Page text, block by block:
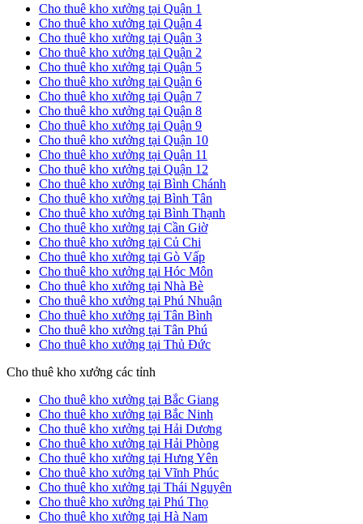
Cho thuê kho xưởng tại Quận 1
Cho thuê kho xưởng tại Quận 4
Cho thuê kho xưởng tại Quận 3
Cho thuê kho xưởng tại Quận 2
Cho thuê kho xưởng tại Quận 5
Cho thuê kho xưởng tại Quận 6
Cho thuê kho xưởng tại Quận 7
Cho thuê kho xưởng tại Quận 8
Cho thuê kho xưởng tại Quận 9
Cho thuê kho xưởng tại Quận 10
Cho thuê kho xưởng tại Quận 11
Cho thuê kho xưởng tại Quận 12
Cho thuê kho xưởng tại Bình Chánh
Cho thuê kho xưởng tại Bình Tân
Cho thuê kho xưởng tại Bình Thạnh
Cho thuê kho xưởng tại Cần Giờ
Cho thuê kho xưởng tại Củ Chi
Cho thuê kho xưởng tại Gò Vấp
Cho thuê kho xưởng tại Hóc Môn
Cho thuê kho xưởng tại Nhà Bè
Cho thuê kho xưởng tại Phú Nhuận
Cho thuê kho xưởng tại Tân Bình
Cho thuê kho xưởng tại Tân Phú
Cho thuê kho xưởng tại Thủ Đức
Cho thuê kho xưởng các tỉnh
Cho thuê kho xưởng tại Bắc Giang
Cho thuê kho xưởng tại Bắc Ninh
Cho thuê kho xưởng tại Hải Dương
Cho thuê kho xưởng tại Hải Phòng
Cho thuê kho xưởng tại Hưng Yên
Cho thuê kho xưởng tại Vĩnh Phúc
Cho thuê kho xưởng tại Thái Nguyên
Cho thuê kho xưởng tại Phú Thọ
Cho thuê kho xưởng tại Hà Nam